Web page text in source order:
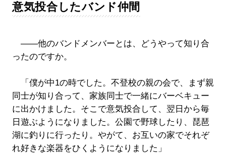
意気投合したバンド仲間
――他のバンドメンバーとは、どうやって知り合
ったのですか。
「僕が中1の時でした。不登校の親の会で、まず親
同士が知り合って、家族同士で一緒にバーベキュー
に出かけました。そこで意気投合して、翌日から毎
日遊ぶようになりました。公園で野球したり、琵琶
湖に釣りに行ったり。やがて、お互いの家でそれぞ
れ好きな楽器をひくようになりました」